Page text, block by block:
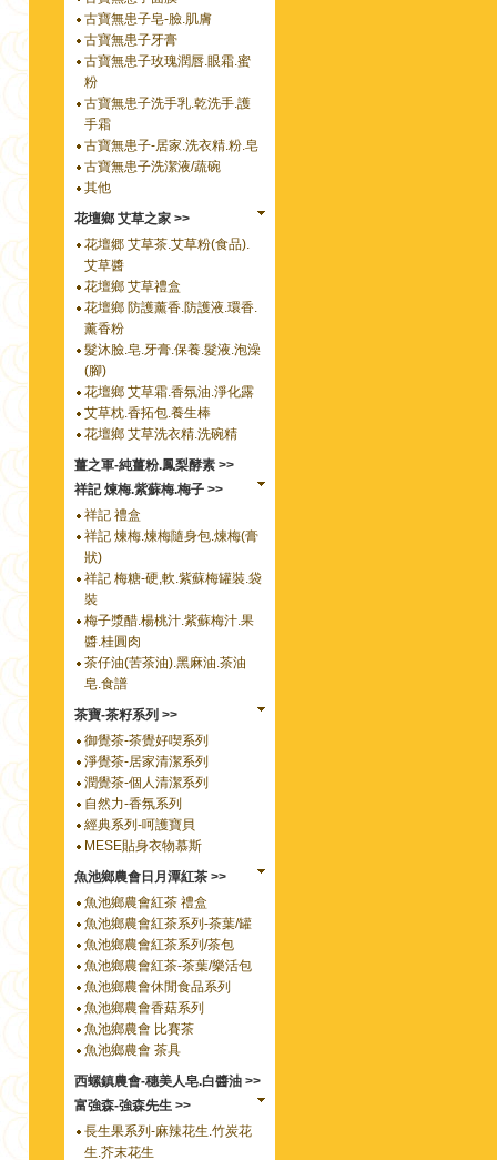
古寶無患子皂-臉.肌膚
古寶無患子牙膏
古寶無患子玫瑰潤唇.眼霜.蜜
粉
古寶無患子洗手乳.乾洗手.護
手霜
古寶無患子-居家.洗衣精.粉.皂
古寶無患子洗潔液/蔬碗
其他
花壇鄉 艾草之家 >>
花壇郷 艾草茶.艾草粉(食品).
艾草醬
花壇鄉 艾草禮盒
花壇鄉 防護薰香.防護液.環香.
薰香粉
髮沐臉.皂.牙膏.保養.髮液.泡澡
(腳)
花壇鄉 艾草霜.香氛油.淨化露
艾草枕.香拓包.養生棒
花壇鄉 艾草洗衣精.洗碗精
薑之軍-純薑粉.鳳梨酵素 >>
祥記 煉梅.紫蘇梅.梅子 >>
祥記 禮盒
祥記 煉梅.煉梅隨身包.煉梅(膏
狀)
祥記 梅糖-硬,軟.紫蘇梅罐裝.袋
裝
梅子漿醋.楊桃汁.紫蘇梅汁.果
醬.桂圓肉
茶仔油(苦茶油).黑麻油.茶油
皂.食譜
茶寶-茶籽系列 >>
御覺茶-茶覺好喫系列
淨覺茶-居家清潔系列
潤覺茶-個人清潔系列
自然力-香氛系列
經典系列-呵護寶貝
MESE貼身衣物慕斯
魚池鄉農會日月潭紅茶 >>
魚池鄉農會紅茶 禮盒
魚池鄉農會紅茶系列-茶葉/罐
魚池鄉農會紅茶系列/茶包
魚池鄉農會紅茶-茶葉/樂活包
魚池鄉農會休閒食品系列
魚池鄉農會香菇系列
魚池鄉農會 比賽茶
魚池鄉農會 茶具
西螺鎮農會-穗美人皂.白醬油 >>
富強森-強森先生 >>
長生果系列-麻辣花生.竹炭花
生.芥末花生